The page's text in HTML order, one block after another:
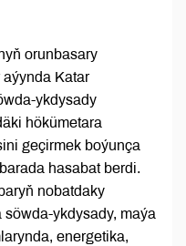
orunbasary
Katar
ykdysady
hökümetara
geçirmek boýunça
hasabat berdi.
nobatdaky
ykdysady, maýa
energetika,